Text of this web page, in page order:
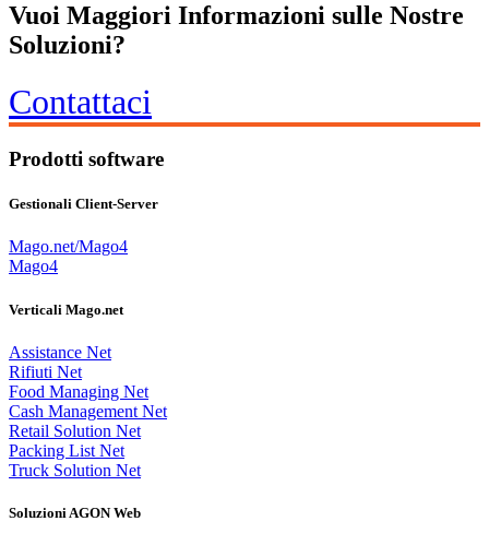
Vuoi Maggiori Informazioni sulle Nostre
Soluzioni?
Contattaci
Prodotti software
Gestionali Client-Server
Mago.net/Mago4
Mago4
Verticali Mago.net
Assistance Net
Rifiuti Net
Food Managing Net
Cash Management Net
Retail Solution Net
Packing List Net
Truck Solution Net
Soluzioni AGON Web